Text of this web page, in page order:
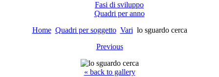
Fasi di sviluppo
Quadri per anno
Home Quadri per soggetto Vari lo sguardo cerca
Previous
« back to gallery